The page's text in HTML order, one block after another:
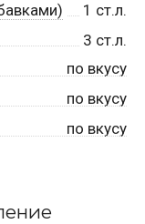
1 ст.л.
3 ст.л.
по вкусу
по вкусу
по вкусу